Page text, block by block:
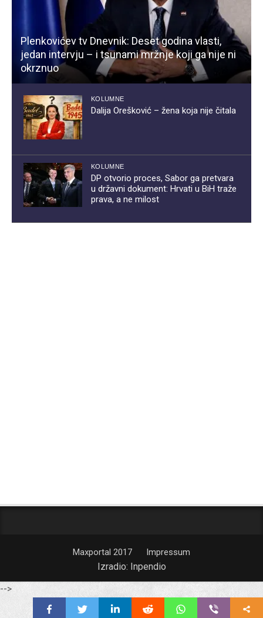
Plenkovićev tv Dnevnik: Deset godina vlasti,
jedan intervju – i tsunami mržnje koji ga nije ni
okrznuo
KOLUMNE
Dalija Orešković – žena koja nije čitala
KOLUMNE
DP otvorio proces, Sabor ga pretvara
u državni dokument: Hrvati u BiH traže
prava, a ne milost
Maxportal 2017 Impressum
Izradio: Inpendio
-->